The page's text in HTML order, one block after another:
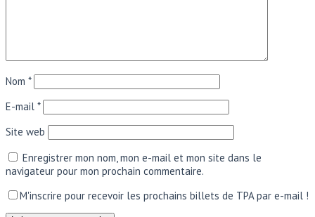
Nom *
E-mail *
Site web
Enregistrer mon nom, mon e-mail et mon site dans le
navigateur pour mon prochain commentaire.
M'inscrire pour recevoir les prochains billets de TPA par e-mail !